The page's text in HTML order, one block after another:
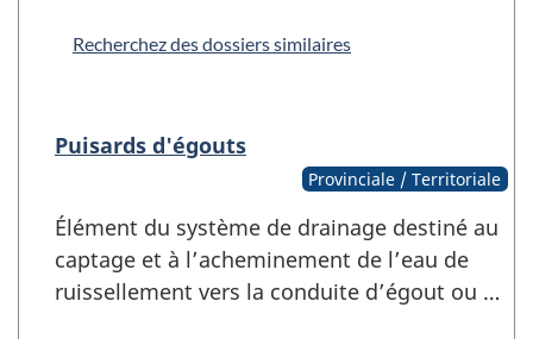
Recherchez des dossiers similaires
Puisards d'égouts
Provinciale / Territoriale
Élément du système de drainage destiné au
captage et à l’acheminement de l’eau de
ruissellement vers la conduite d’égout ou …